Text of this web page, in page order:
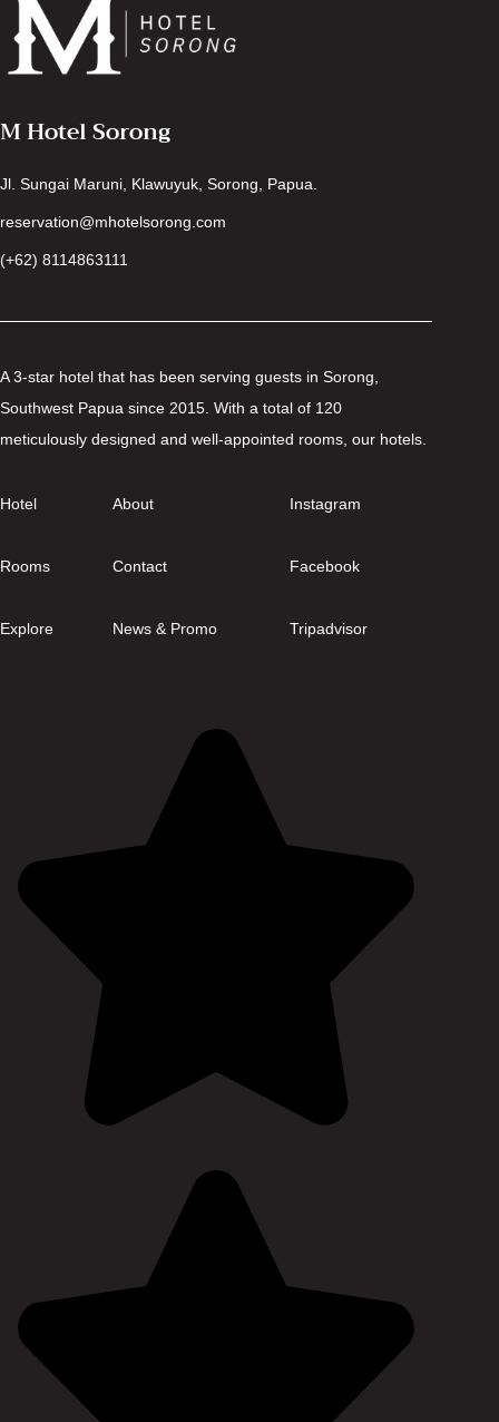
M Hotel Sorong
Jl. Sungai Maruni, Klawuyuk, Sorong, Papua.
reservation@mhotelsorong.com
(+62) 8114863111
A 3-star hotel that has been serving guests in Sorong,
Southwest Papua since 2015. With a total of 120
meticulously designed and well-appointed rooms, our hotels.
Hotel
Rooms
Explore
About
Contact
News & Promo
Instagram
Facebook
Tripadvisor